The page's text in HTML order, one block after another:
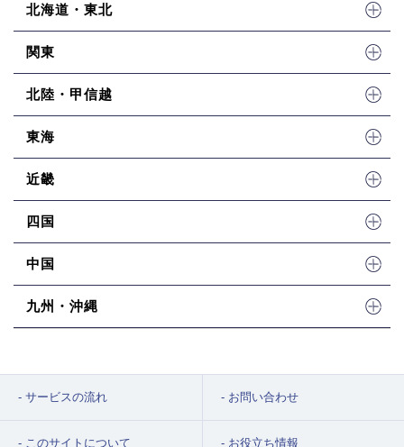
北海道・東北
関東
北陸・甲信越
東海
近畿
四国
中国
九州・沖縄
サービスの流れ お問い合わせ
このサイトについて お役立ち情報